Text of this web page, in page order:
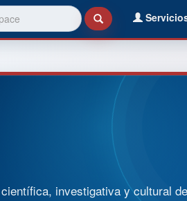
investigativa y cultural